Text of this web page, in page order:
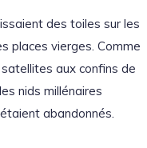
des toiles sur les
places vierges. Comme
aux confins de
nids millénaires
abandonnés.